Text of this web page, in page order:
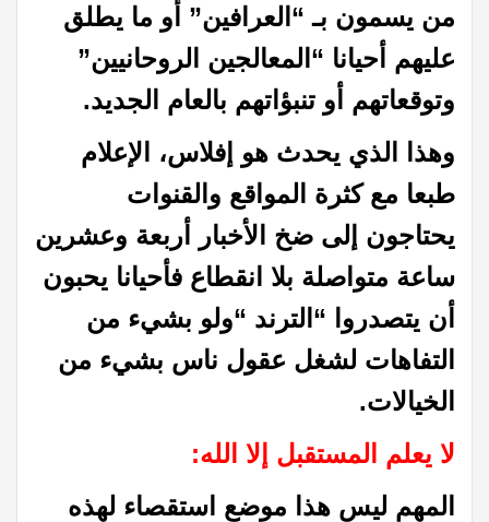
من يسمون بـ “العرافين” أو ما يطلق
عليهم أحيانا “المعالجين الروحانيين”
وتوقعاتهم
أو تنبؤاتهم بالعام الجديد.
وهذا الذي يحدث هو إفلاس، الإعلام
طبعا مع كثرة المواقع والقنوات
يحتاجون إلى ضخ الأخبار أربعة وعشرين
ساعة متواصلة بلا انقطاع فأحيانا يحبون
أن يتصدروا “الترند “ولو بشيء من
التفاهات لشغل عقول ناس بشيء من
الخيالات.
لا يعلم المستقبل إلا الله:
المهم ليس هذا موضع استقصاء لهذه